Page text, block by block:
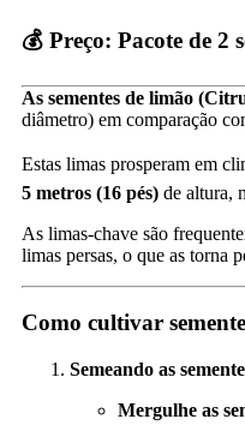
💰 Preço: Pacote de 2
As sementes de limão
diâmetro) em comparação
Estas limas prosperam em
5 metros (16 pés) de altura,
As limas-chave são
limas persas, o que as torna
Como cultivar
Semeando as
Mergulhe as